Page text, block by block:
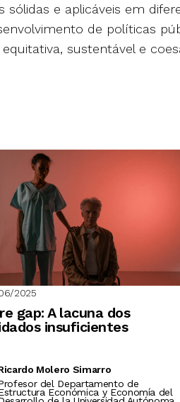
sólidas e aplicáveis em
de políticas
sustentável e
2025
gap: A lacuna dos
insuficientes
Molero Simarro
del Departamento de
Económica y Economía del